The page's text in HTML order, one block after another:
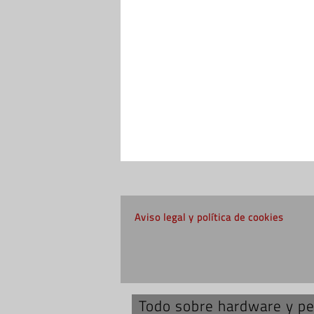
Aviso legal y política de cookies
Todo sobre hardware y